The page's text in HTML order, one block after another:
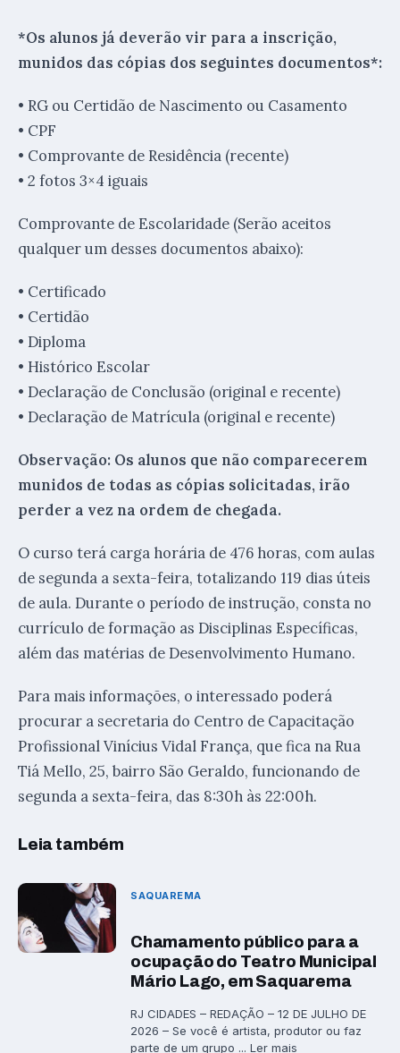
*Os alunos já deverão vir para a inscrição,
munidos das cópias dos seguintes documentos*:
• RG ou Certidão de Nascimento ou Casamento
• CPF
• Comprovante de Residência (recente)
• 2 fotos 3×4 iguais
Comprovante de Escolaridade (Serão aceitos
qualquer um desses documentos abaixo):
• Certificado
• Certidão
• Diploma
• Histórico Escolar
• Declaração de Conclusão (original e recente)
• Declaração de Matrícula (original e recente)
Observação: Os alunos que não comparecerem
munidos de todas as cópias solicitadas, irão
perder a vez na ordem de chegada.
O curso terá carga horária de 476 horas, com aulas
de segunda a sexta-feira, totalizando 119 dias úteis
de aula. Durante o período de instrução, consta no
currículo de formação as Disciplinas Específicas,
além das matérias de Desenvolvimento Humano.
Para mais informações, o interessado poderá
procurar a secretaria do Centro de Capacitação
Profissional Vinícius Vidal França, que fica na Rua
Tiá Mello, 25, bairro São Geraldo, funcionando de
segunda a sexta-feira, das 8:30h às 22:00h.
Leia também
SAQUAREMA
Chamamento público para a
ocupação do Teatro Municipal
Mário Lago, em Saquarema
RJ CIDADES – REDAÇÃO – 12 DE JULHO DE
2026 – Se você é artista, produtor ou faz
parte de um grupo ... Ler mais